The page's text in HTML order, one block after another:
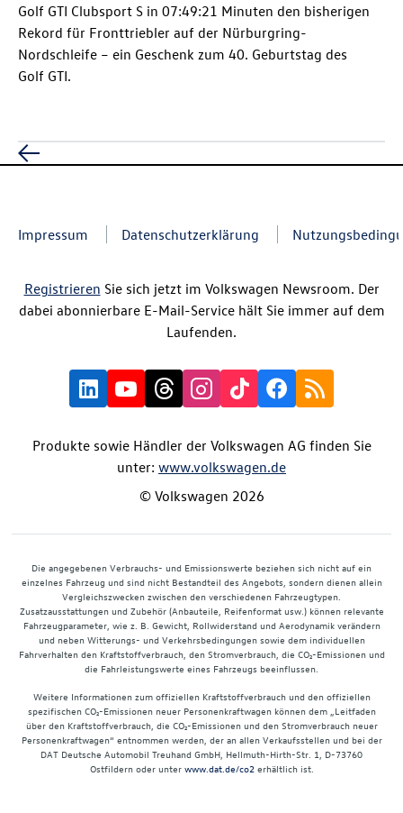
Golf GTI Clubsport S in 07:49:21 Minuten den bisherigen
Rekord für Fronttriebler auf der Nürburgring-
Nordschleife – ein Geschenk zum 40. Geburtstag des
Golf GTI.
Impressum Datenschutzerklärung
Registrieren Sie sich jetzt im Volkswagen Newsroom. Der
dabei abonnierbare E-Mail-Service hält Sie immer auf dem
Laufenden.
Produkte sowie Händler der Volkswagen AG finden Sie
unter: www.volkswagen.de
© Volkswagen 2026
Die angegebenen Verbrauchs- und Emissionswerte beziehen sich nicht auf ein
einzelnes Fahrzeug und sind nicht Bestandteil des Angebots, sondern dienen allein
Vergleichszwecken zwischen den verschiedenen Fahrzeugtypen.
Zusatzausstattungen und Zubehör (Anbauteile, Reifenformat usw.) können relevante
Fahrzeugparameter, wie z. B. Gewicht, Rollwiderstand und Aerodynamik verändern
und neben Witterungs- und Verkehrsbedingungen sowie dem individuellen
Fahrverhalten den Kraftstoffverbrauch, den Stromverbrauch, die CO₂-Emissionen und
die Fahrleistungswerte eines Fahrzeugs beeinflussen.
Weitere Informationen zum offiziellen Kraftstoffverbrauch und den offiziellen
spezifischen CO₂-Emissionen neuer Personenkraftwagen können dem „Leitfaden
über den Kraftstoffverbrauch, die CO₂-Emissionen und den Stromverbrauch neuer
Personenkraftwagen“ entnommen werden, der an allen Verkaufsstellen und bei der
DAT Deutsche Automobil Treuhand GmbH, Hellmuth-Hirth-Str. 1, D-73760
Ostfildern oder unter www.dat.de/co2erhältlich ist.